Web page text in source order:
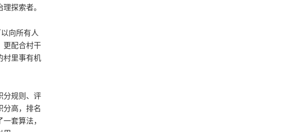
探索者。
向所有人
更配合村干
村里事有机
分规则、评
分高，排名
套算法，